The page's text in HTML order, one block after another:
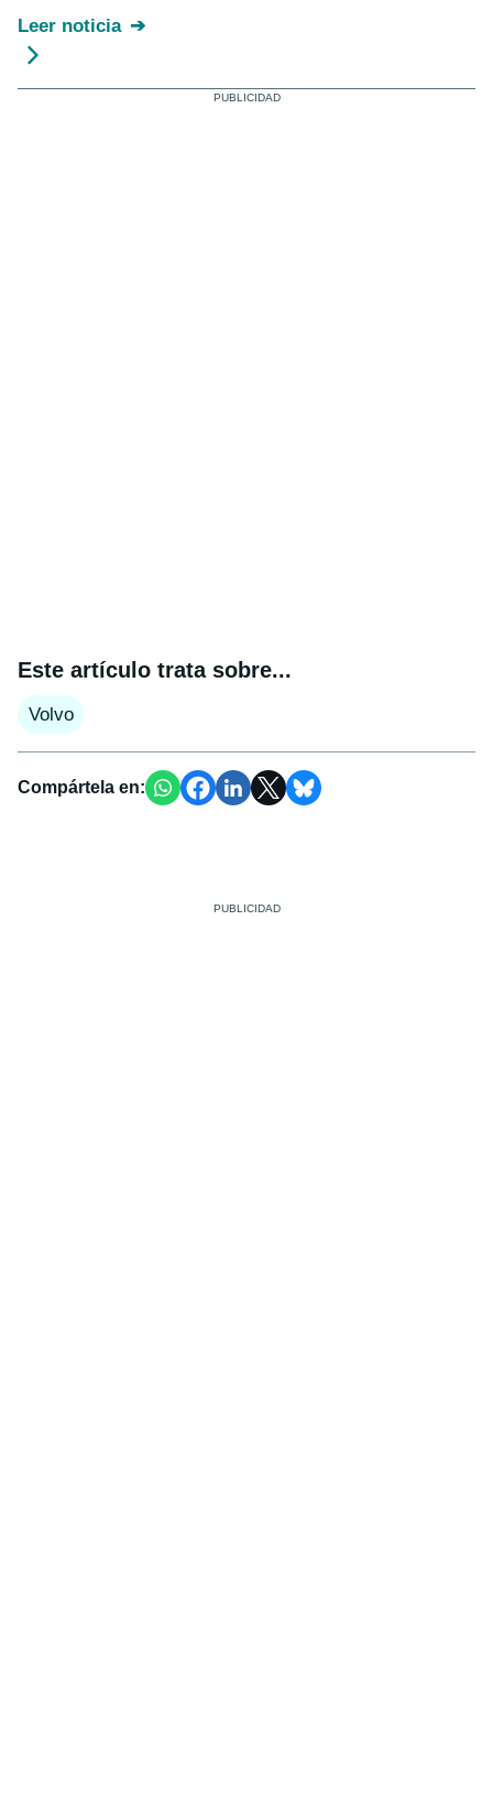
Leer noticia
Este artículo trata sobre...
Volvo
Compártela en: